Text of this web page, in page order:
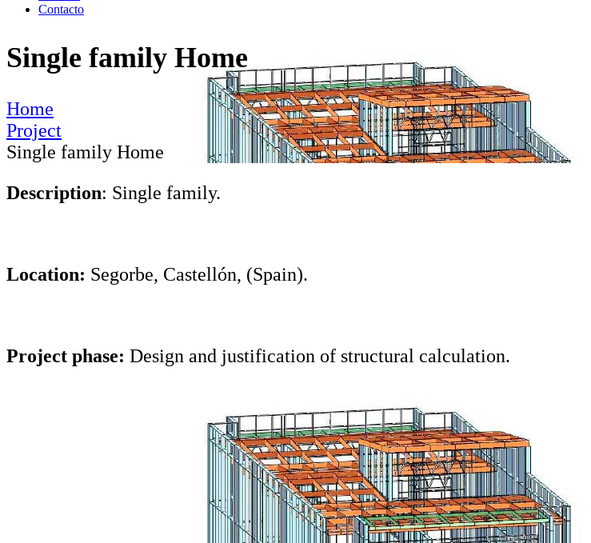
Contacto
Single family Home
Home
Project
Single family Home
Description: Single family.
Location: Segorbe, Castellón, (Spain).
Project phase: Design and justification of structural calculation.